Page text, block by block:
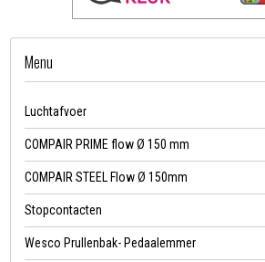
Menu
Luchtafvoer
COMPAIR PRIME flow Ø 150 mm
COMPAIR STEEL Flow Ø 150mm
Stopcontacten
Wesco Prullenbak- Pedaalemmer